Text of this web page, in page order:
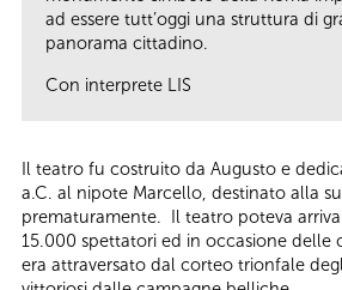
ad essere tutt’oggi una struttura di
panorama cittadino.
Con interprete LIS
Il teatro fu costruito da Augusto e
a.C. al nipote Marcello, destinato alla
prematuramente. Il teatro poteva
15.000 spettatori ed in occasione delle
era attraversato dal corteo trionfale